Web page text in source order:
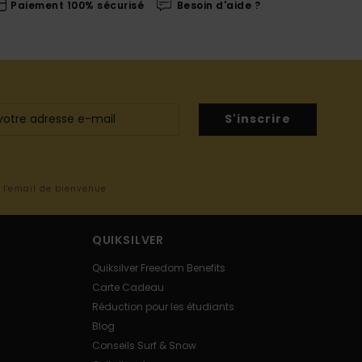
Paiement 100% sécurisé Besoin d'aide ?
S'inscrire
de bienvenue
QUIKSILVER
Quiksilver Freedom Benefits
Carte Cadeau
Réduction pour les étudiants
Blog
Conseils Surf & Snow